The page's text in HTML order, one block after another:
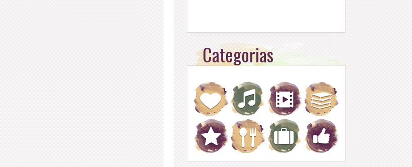
Categorias